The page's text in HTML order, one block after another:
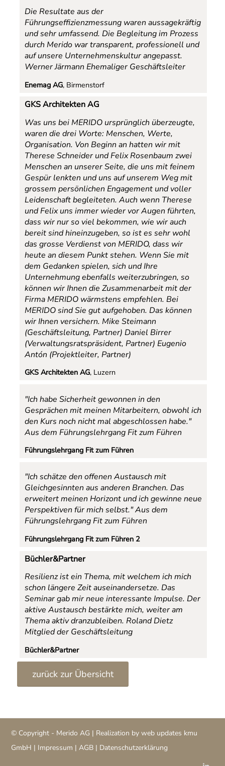
Die Resultate aus der
Führungseffizienzmessung waren aussagekräftig
und sehr umfassend. Die Begleitung im Prozess
durch Merido war transparent, professionell und
auf unsere Unternehmenskultur angepasst.
Werner Järmann Ehemaliger Geschäftsleiter
Enemag AG, Birmenstorf
GKS Architekten AG
Was uns bei MERIDO ursprünglich überzeugte,
waren die drei Worte: Menschen, Werte,
Organisation. Von Beginn an hatten wir mit
Therese Schneider und Felix Rosenbaum zwei
Menschen an unserer Seite, die uns mit feinem
Gespür lenkten und uns auf unserem Weg mit
grossem persönlichen Engagement und voller
Leidenschaft begleiteten. Auch wenn Therese
und Felix uns immer wieder vor Augen führten,
dass wir nur so viel bekommen, wie wir auch
bereit sind hineinzugeben, so ist es sehr wohl
das grosse Verdienst von MERIDO, dass wir
heute an diesem Punkt stehen. Wenn Sie mit
dem Gedanken spielen, sich und Ihre
Unternehmung ebenfalls weiterzubringen, so
können wir Ihnen die Zusammenarbeit mit der
Firma MERIDO wärmstens empfehlen. Bei
MERIDO sind Sie gut aufgehoben. Das können
wir Ihnen versichern. Mike Steimann
(Geschäftsleitung, Partner) Daniel Birrer
(Verwaltungsratspräsident, Partner) Eugenio
Antón (Projektleiter, Partner)
GKS Architekten AG, Luzern
"Ich habe Sicherheit gewonnen in den
Gesprächen mit meinen Mitarbeitern, obwohl ich
den Kurs noch nicht mal abgeschlossen habe."
Aus dem Führungslehrgang Fit zum Führen
Führungslehrgang Fit zum Führen
"Ich schätze den offenen Austausch mit
Gleichgesinnten aus anderen Branchen. Das
erweitert meinen Horizont und ich gewinne neue
Perspektiven für mich selbst."Aus dem
Führungslehrgang Fit zum Führen
Führungslehrgang Fit zum Führen 2
Büchler&Partner
Resilienz ist ein Thema, mit welchem ich mich
schon längere Zeit auseinandersetze. Das
Seminar gab mir neue interessante Impulse. Der
aktive Austausch bestärkte mich, weiter am
Thema aktiv dranzubleiben. Roland Dietz
Mitglied der Geschäftsleitung
Büchler&Partner
zurück zur Übersicht
© Copyright - Merido AG | Realization byweb updates kmu
GmbH | Impressum |AGB | Datenschutzerklärung